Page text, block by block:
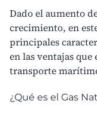
Dado el aumento
crecimiento, en
principales
en las ventajas
transporte
¿Qué es el Gas